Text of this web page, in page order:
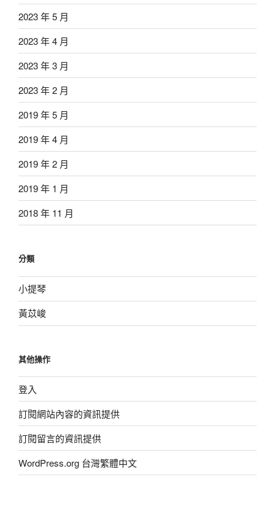
2023 年 5 月
2023 年 4 月
2023 年 3 月
2023 年 2 月
2019 年 5 月
2019 年 4 月
2019 年 2 月
2019 年 1 月
2018 年 11 月
分類
小提琴
黃苡峻
其他操作
登入
訂閱網站內容的資訊提供
訂閱留言的資訊提供
WordPress.org 台灣繁體中文